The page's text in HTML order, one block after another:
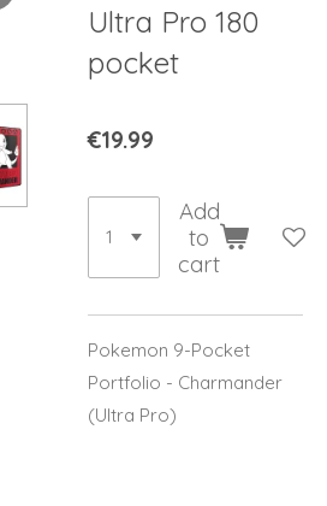
Ultra Pro 180
pocket
€19.99
Add
to
cart
Pokemon 9-Pocket
Portfolio - Charmander
(Ultra Pro)